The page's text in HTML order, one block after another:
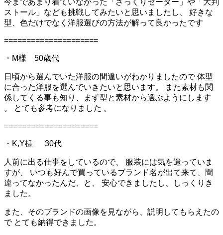
ストール」なども挑戦してみたいと思いましたし、 好きな
型、色だけでなく洋服選びの方法が解って良かったです
=====================
・M様 50歳代
日頃から選んでいた洋服の間違いがわかりましたので 体型
に合った洋服を選んでいきたいと思います。 また素材も関
係してくる事も知り、まず型と素材から選ぶようにします
。 とても参考になりました 。
=====================
・K,Y様 30代
人前に出る仕事をしているので、 服装には気を遣っていま
すが、 いつも好んで買っているブランド名が出て来て、間
違ってなかったんだ、と、 安心できましたし、しっくりき
ました。
また、そのブランドの画像を見ながら、説明してもらえたの
で とても納得できました。